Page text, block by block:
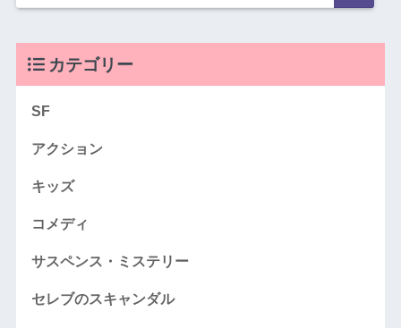
カテゴリー
SF
アクション
キッズ
コメディ
サスペンス・ミステリー
セレブのスキャンダル